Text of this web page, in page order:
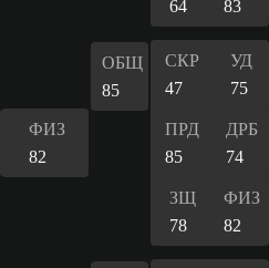
64
83
ФИЗ
82
ОБЩ
85
СКР
47
УД
75
ПРД
85
ДРБ
74
ЗЩ
78
ФИЗ
82